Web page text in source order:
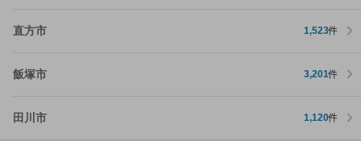
直方市 1,523件
飯塚市 3,201件
田川市 1,120件